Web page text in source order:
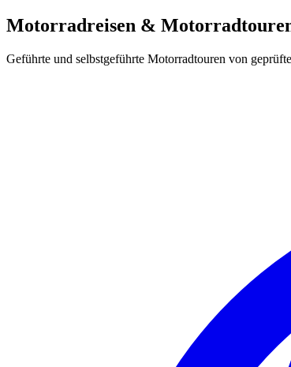
Motorradreisen &
Geführte und selbstgeführte Motorradtouren von